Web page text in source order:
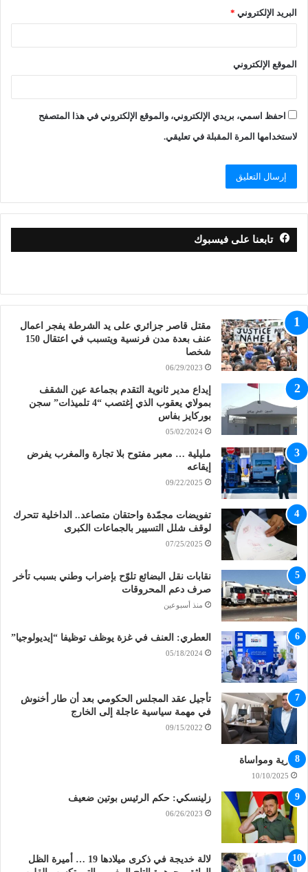
البريد الإلكتروني *
الموقع الإلكتروني
احفظ اسمي، بريدي الإلكتروني، والموقع الإلكتروني في هذا المتصفح
لاستخدامها المرة المقبلة في تعليقي.
تابعنا على فيسبوك
مقتل قاصر جزائري على يد الشرطة يفجر اعمال
عنف بعدة مدن فرنسية ويتسبب في اعتقال 150
شخصا
06/29/2023
إيداع مدير ثانوية التقدم بجماعة عين الشقف
بمولاي يعقوب الذي إغتصب “4 تلميذات” سجن
بوركايز بفاس
05/02/2024
مليلية … معبر مفتوح بلا تجارة والمغرب يفرض
إيقاعه
09/22/2025
تفويضات مجمّدة واحتقان متصاعد.. الداخلية تتحرك
لوقف شلل التسيير بالجماعات الكبرى
07/25/2025
نقابات نقل البضائع تلوّح بإضراب وطني بسبب تأخر
صرف دعم المحروقات
منذ أسبوعين
العطري: العنف في غزة يوظف توظيفا “إيديولوجيا”
05/18/2024
تأجيل عقد المجلس الحكومي بعد أن طار أخنوش
في مهمة سياسية عاجلة إلى الخارج
09/15/2022
تعزية ومواساة
10/10/2025
زلينسكي: حكم الرئيس بوتين ضعيف
06/26/2023
لالة خديجة في ذكرى ميلادها 19 … أميرة الظل